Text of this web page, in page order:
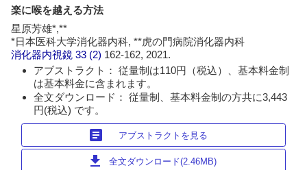
楽に喉を越える方法
星原芳雄*,**
*日本医科大学消化器内科, **虎の門病院消化器内科
消化器内視鏡 33 (2) 162-162, 2021.
アブストラクト： 従量制は110円（税込）、基本料金制
は基本料金に含まれます。
全文ダウンロード： 従量制、基本料金制の方共に3,443
円(税込) です。
article アブストラクトを見る
download 全文ダウンロード(2.46MB)